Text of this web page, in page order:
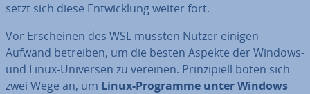
setzt sich diese Ent­wick­lung weiter fort.
Vor Er­schei­nen des WSL mussten Nutzer einigen
Aufwand betreiben, um die besten Aspekte der Windows-
und Linux-Universen zu vereinen. Prin­zi­pi­ell boten sich
zwei Wege an, um Linux-Programme unter Windows